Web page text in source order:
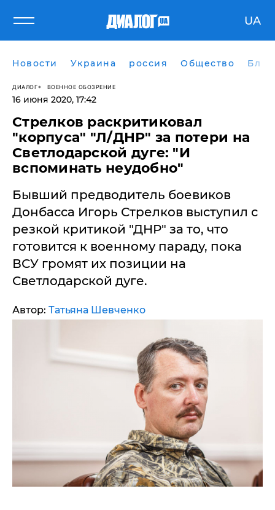
UA
Новости Украина россия Общество
ДИАЛОГ ВОЕННОЕ ОБОЗРЕНИЕ
16 июня 2020, 17:42
​Стрелков раскритиковал
"корпуса" "Л/ДНР" за потери на
Светлодарской дуге: "И
вспоминать неудобно"
Бывший предводитель боевиков
Донбасса Игорь Стрелков выступил с
резкой критикой "ДНР" за то, что
готовится к военному параду, пока
ВСУ громят их позиции на
Светлодарской дуге.
Автор: Татьяна Шевченко